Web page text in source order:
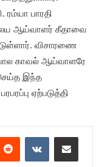
ரம்யா பாரதி
ஆய்வாளர் கீதாவை
விசாரணை
காவல் ஆய்வாளரே
இந்த
ஏற்படுத்தி
Reddit VKontakteShare via Email